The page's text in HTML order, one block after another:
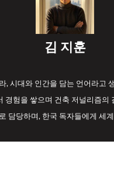
김 지훈
, 시대와 인간을 담는 언어라고
경험을 쌓으며 건축 저널리즘의
담당하며, 한국 독자들에게 세